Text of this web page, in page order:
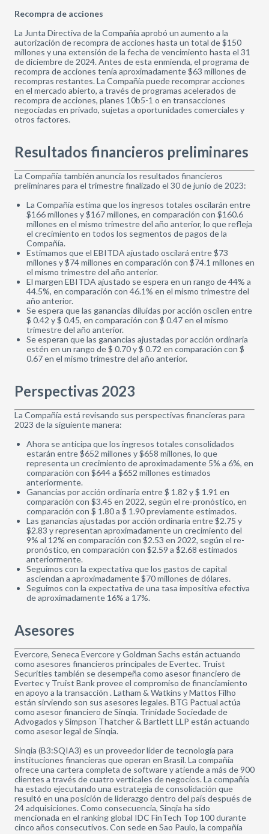
Recompra de acciones
La Junta Directiva de la Compañía aprobó un aumento a la
autorización de recompra de acciones hasta un total de $150
millones y una extensión de la fecha de vencimiento hasta el 31
de diciembre de 2024. Antes de esta enmienda, el programa de
recompra de acciones tenía aproximadamente $63 millones de
recompras restantes. La Compañía puede recomprar acciones
en el mercado abierto, a través de programas acelerados de
recompra de acciones, planes 10b5-1 o en transacciones
negociadas en privado, sujetas a oportunidades comerciales y
otros factores.
Resultados financieros preliminares
La Compañía también anuncia los resultados financieros
preliminares para el trimestre finalizado el 30 de junio de 2023:
La Compañía estima que los ingresos totales oscilarán entre
$166 millones y $167 millones, en comparación con $160.6
millones en el mismo trimestre del año anterior, lo que refleja
el crecimiento en todos los segmentos de pagos de la
Compañía.
Estimamos que el EBITDA ajustado oscilará entre $73
millones y $74 millones en comparación con $74.1 millones en
el mismo trimestre del año anterior.
El margen EBITDA ajustado se espera en un rango de 44% a
44.5%, en comparación con 46.1% en el mismo trimestre del
año anterior.
Se espera que las ganancias diluidas por acción oscilen entre
$ 0.42 y $ 0.45, en comparación con $ 0.47 en el mismo
trimestre del año anterior.
Se esperan que las ganancias ajustadas por acción ordinaria
estén en un rango de $ 0.70 y $ 0.72 en comparación con $
0.67 en el mismo trimestre del año anterior.
Perspectivas 2023
La Compañía está revisando sus perspectivas financieras para
2023 de la siguiente manera:
Ahora se anticipa que los ingresos totales consolidados
estarán entre $652 millones y $658 millones, lo que
representa un crecimiento de aproximadamente 5% a 6%, en
comparación con $644 a $652 millones estimados
anteriormente.
Ganancias por acción ordinaria entre $ 1.82 y $ 1.91 en
comparación con $3.45 en 2022, según el re-pronóstico, en
comparación con $ 1.80 a $ 1.90 previamente estimados.
Las ganancias ajustadas por acción ordinaria entre $2.75 y
$2.83 y representan aproximadamente un crecimiento del
9% al 12% en comparación con $2.53 en 2022, según el re-
pronóstico, en comparación con $2.59 a $2.68 estimados
anteriormente.
Seguimos con la expectativa que los gastos de capital
asciendan a aproximadamente $70 millones de dólares.
Seguimos con la expectativa de una tasa impositiva efectiva
de aproximadamente 16% a 17%.
Asesores
Evercore, Seneca Evercore y Goldman Sachs están actuando
como asesores financieros principales de Evertec. Truist
Securities también se desempeña como asesor financiero de
Evertec y Truist Bank provee el compromiso de financiamiento
en apoyo a la transacción . Latham & Watkins y Mattos Filho
están sirviendo son sus asesores legales. BTG Pactual actúa
como asesor financiero de Sinqia. Trinidade Sociedade de
Advogados y Simpson Thatcher & Bartlett LLP están actuando
como asesor legal de Sinqia.
Sinqia (B3:SQIA3) es un proveedor líder de tecnología para
instituciones financieras que operan en Brasil. La compañía
ofrece una cartera completa de software y atiende a más de 900
clientes a través de cuatro verticales de negocios. La compañía
ha estado ejecutando una estrategia de consolidación que
resultó en una posición de liderazgo dentro del país después de
24 adquisiciones. Como consecuencia, Sinqia ha sido
mencionada en el ranking global IDC FinTech Top 100 durante
cinco años consecutivos. Con sede en Sao Paulo, la compañía